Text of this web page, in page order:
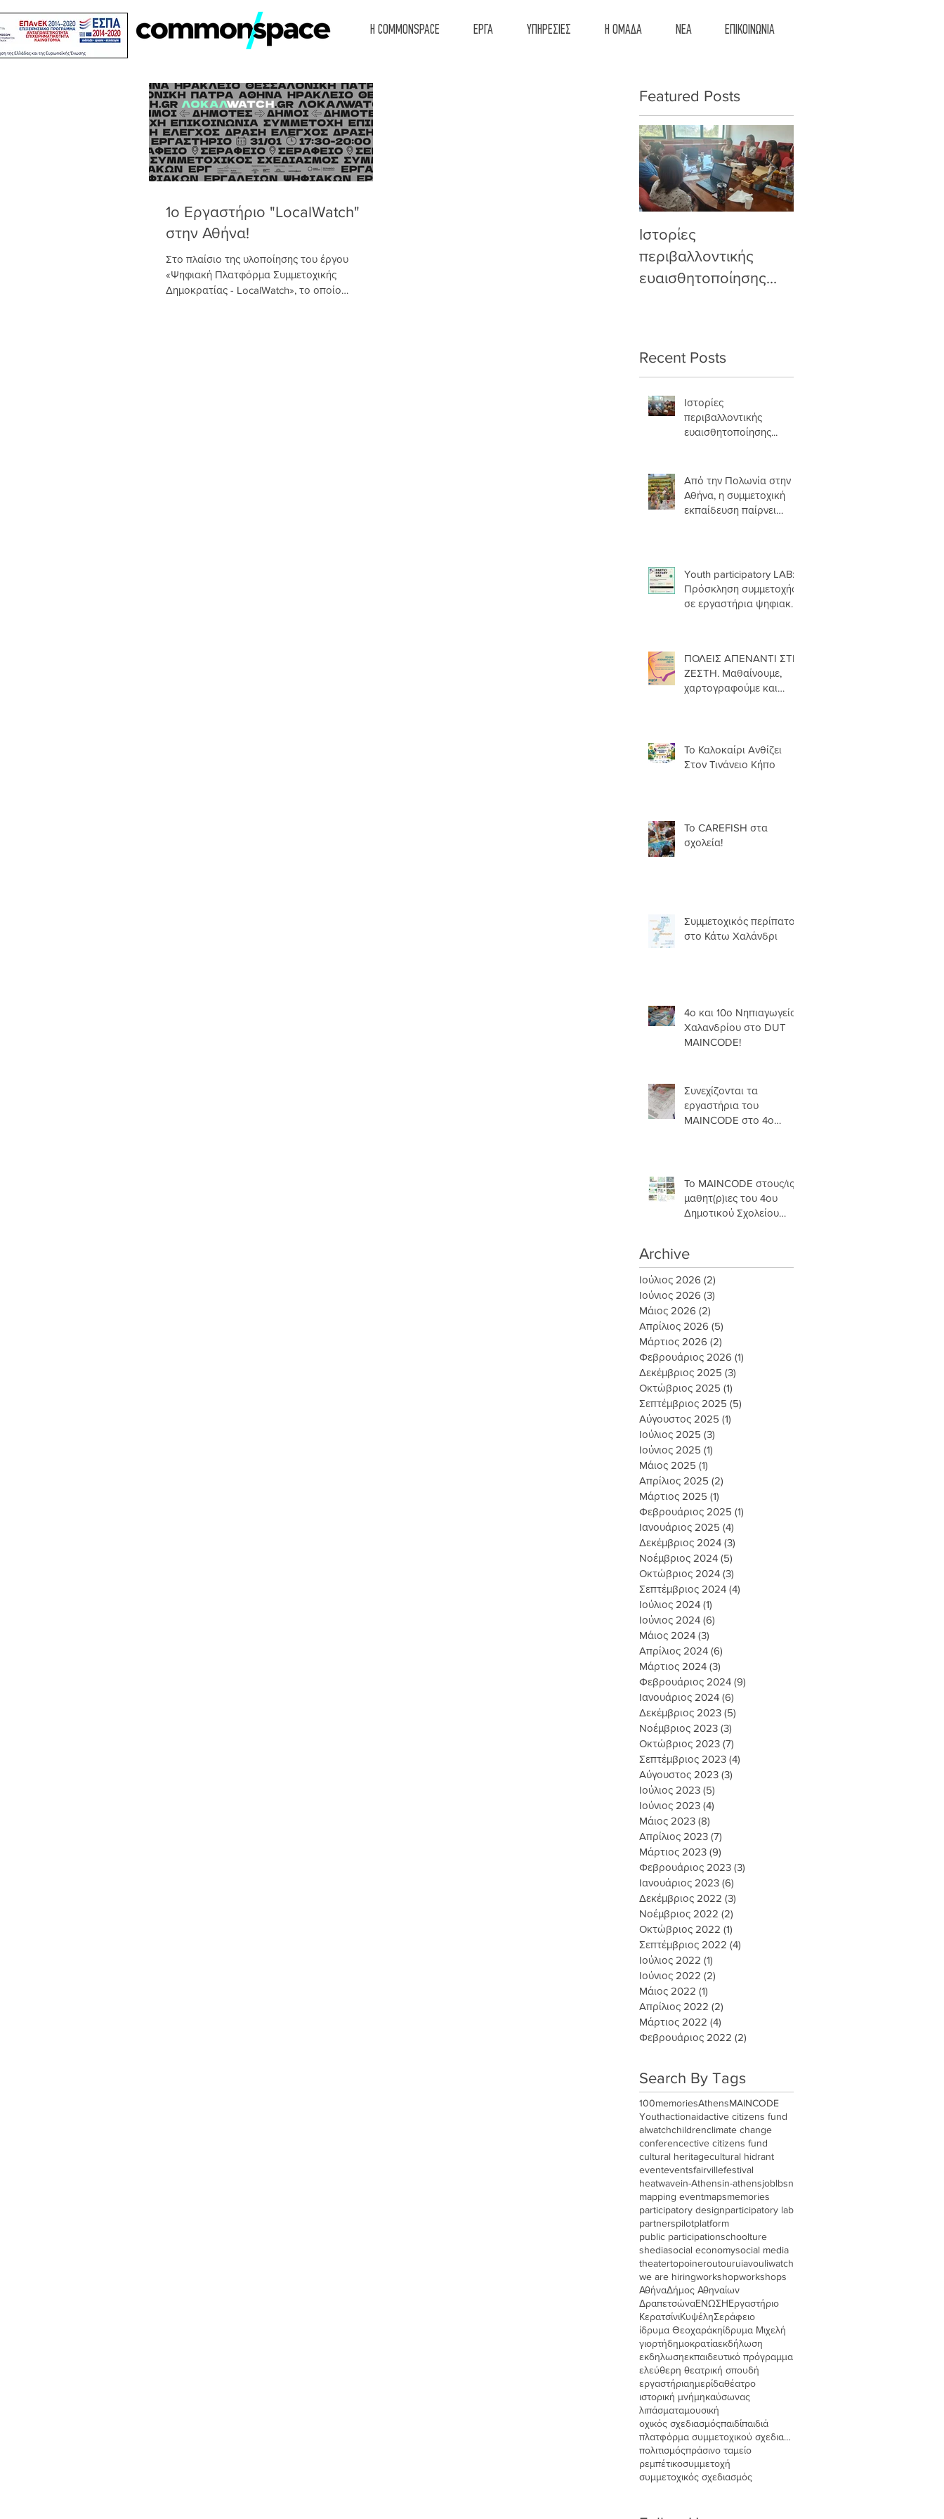
Η COMMONSPACE ΕΡΓΑ ΥΠΗΡΕΣΙΕΣ Η ΟΜΑΔΑ ΝΕΑ ΕΠΙΚΟΙΝΩΝΙΑ
1ο Εργαστήριο "LocalWatch"
στην Αθήνα!
Στο πλαίσιο της υλοποίησης του έργου
«Ψηφιακή Πλατφόρμα Συμμετοχικής
Δημοκρατίας - LocalWatch», το οποίο
Featured Posts
Ιστορίες
περιβαλλοντικής
ευαισθητοποίησης...
Recent Posts
Ιστορίες
περιβαλλοντικής
ευαισθητοποίησης...
Από την Πολωνία στην
Αθήνα, η συμμετοχική
εκπαίδευση παίρνει
Youth participatory LAB:
Πρόσκληση συμμετοχής
σε εργαστήρια ψηφιακής
ΠΟΛΕΙΣ ΑΠΕΝΑΝΤΙ ΣΤΗ
ΖΕΣΤΗ. Μαθαίνουμε,
χαρτογραφούμε και
Το Καλοκαίρι Ανθίζει
Στον Τινάνειο Κήπο
Το CAREFISH στα
σχολεία!
Συμμετοχικός περίπατος
στο Κάτω Χαλάνδρι
4ο και 10ο Νηπιαγωγείο
Χαλανδρίου στο DUT
MAINCODE!
Συνεχίζονται τα
εργαστήρια του
MAINCODE στο 4ο
Το MAINCODE στους/ις
μαθητ(ρ)ιες του 4ου
Δημοτικού Σχολείου
Archive
Ιούλιος 2026 (2)
Ιούνιος 2026 (3)
Μάιος 2026 (2)
Απρίλιος 2026 (5)
Μάρτιος 2026 (2)
Φεβρουάριος 2026 (1)
Δεκέμβριος 2025 (3)
Οκτώβριος 2025 (1)
Σεπτέμβριος 2025 (5)
Αύγουστος 2025 (1)
Ιούλιος 2025 (3)
Ιούνιος 2025 (1)
Μάιος 2025 (1)
Απρίλιος 2025 (2)
Μάρτιος 2025 (1)
Φεβρουάριος 2025 (1)
Ιανουάριος 2025 (4)
Δεκέμβριος 2024 (3)
Νοέμβριος 2024 (5)
Οκτώβριος 2024 (3)
Σεπτέμβριος 2024 (4)
Ιούλιος 2024 (1)
Ιούνιος 2024 (6)
Μάιος 2024 (3)
Απρίλιος 2024 (6)
Μάρτιος 2024 (3)
Φεβρουάριος 2024 (9)
Ιανουάριος 2024 (6)
Δεκέμβριος 2023 (5)
Νοέμβριος 2023 (3)
Οκτώβριος 2023 (7)
Σεπτέμβριος 2023 (4)
Αύγουστος 2023 (3)
Ιούλιος 2023 (5)
Ιούνιος 2023 (4)
Μάιος 2023 (8)
Απρίλιος 2023 (7)
Μάρτιος 2023 (9)
Φεβρουάριος 2023 (3)
Ιανουάριος 2023 (6)
Δεκέμβριος 2022 (3)
Νοέμβριος 2022 (2)
Οκτώβριος 2022 (1)
Σεπτέμβριος 2022 (4)
Ιούλιος 2022 (1)
Ιούνιος 2022 (2)
Μάιος 2022 (1)
Απρίλιος 2022 (2)
Μάρτιος 2022 (4)
Φεβρουάριος 2022 (2)
Search By Tags
100memoriesAthensMAINCODE
Youthactionaidactive citizens fund
alwatchchildrenclimate change
conferencective citizens fund
cultural heritagecultural hidrant
eventeventsfairvillefestival
heatwavein-Athensin-athensjoblbsn
mapping eventmapsmemories
participatory designparticipatory lab
partnerspilotplatform
public participationschoolture
shediasocial economysocial media
theatertopoineroutouruiavouliwatch
we are hiringworkshopworkshops
ΑθήναΔήμος Αθηναίων
ΔραπετσώναΕΝΩΣΗΕργαστήριο
ΚερατσίνιΚυψέληΣεράφειο
ίδρυμα Θεοχαράκηίδρυμα Μιχελή
γιορτήδημοκρατίαεκδήλωση
εκδηλωσηεκπαιδευτικό πρόγραμμα
ελεύθερη θεατρική σπουδή
εργαστήριαημερίδαθέατρο
ιστορική μνήμηκαύσωνας
λιπάσματαμουσική
οχικός σχεδιασμόςπαιδίπαιδιά
πλατφόρμα συμμετοχικού σχεδιασμού
πολιτισμόςπράσινο ταμείο
ρεμπέτικοσυμμετοχή
συμμετοχικός σχεδιασμός